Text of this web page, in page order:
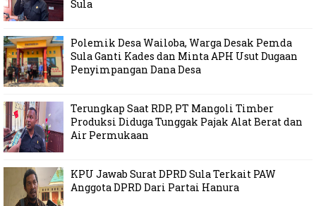
Sula
Polemik Desa Wailoba, Warga Desak Pemda
Sula Ganti Kades dan Minta APH Usut Dugaan
Penyimpangan Dana Desa
Terungkap Saat RDP, PT Mangoli Timber
Produksi Diduga Tunggak Pajak Alat Berat dan
Air Permukaan
KPU Jawab Surat DPRD Sula Terkait PAW
Anggota DPRD Dari Partai Hanura